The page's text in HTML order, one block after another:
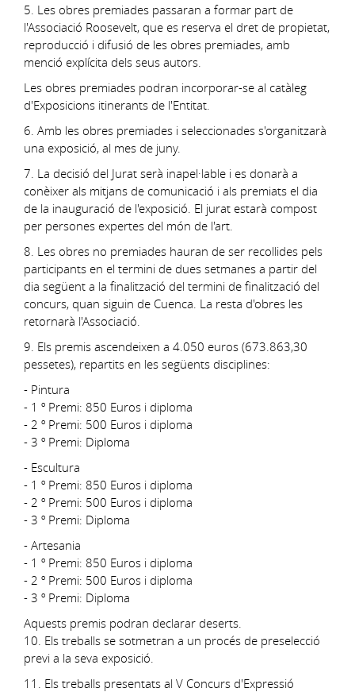
5. Les obres premiades passaran a formar part de
l'Associació Roosevelt, que es reserva el dret de propietat,
reproducció i difusió de les obres premiades, amb
menció explícita dels seus autors.
Les obres premiades podran incorporar-se al catàleg
d'Exposicions itinerants de l'Entitat.
6. Amb les obres premiades i seleccionades s'organitzarà
una exposició, al mes de juny.
7. La decisió del Jurat serà inapel·lable i es donarà a
conèixer als mitjans de comunicació i als premiats el dia
de la inauguració de l'exposició. El jurat estarà compost
per persones expertes del món de l'art.
8. Les obres no premiades hauran de ser recollides pels
participants en el termini de dues setmanes a partir del
dia següent a la finalització del termini de finalització del
concurs, quan siguin de Cuenca. La resta d'obres les
retornarà l'Associació.
9. Els premis ascendeixen a 4.050 euros (673.863,30
pessetes), repartits en les següents disciplines:
- Pintura
- 1 º Premi: 850 Euros i diploma
- 2 º Premi: 500 Euros i diploma
- 3 º Premi: Diploma
- Escultura
- 1 º Premi: 850 Euros i diploma
- 2 º Premi: 500 Euros i diploma
- 3 º Premi: Diploma
- Artesania
- 1 º Premi: 850 Euros i diploma
- 2 º Premi: 500 Euros i diploma
- 3 º Premi: Diploma
Aquests premis podran declarar deserts.
10. Els treballs se sotmetran a un procés de preselecció
previ a la seva exposició.
11. Els treballs presentats al V Concurs d'Expressió